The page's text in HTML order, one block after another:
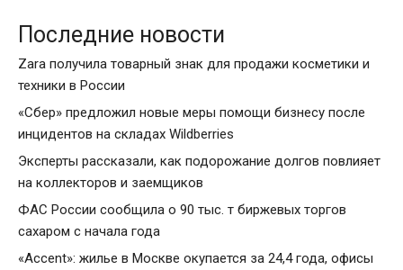
Последние новости
Zara получила товарный знак для продажи косметики и
техники в России
«Сбер» предложил новые меры помощи бизнесу после
инцидентов на складах Wildberries
Эксперты рассказали, как подорожание долгов повлияет
на коллекторов и заемщиков
ФАС России сообщила о 90 тыс. т биржевых торгов
сахаром с начала года
«Accent»: жилье в Москве окупается за 24,4 года, офисы